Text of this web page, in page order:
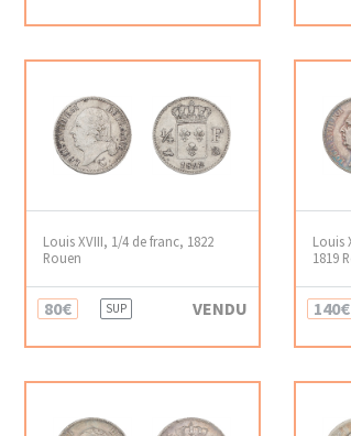
Louis XVIII, 1/4 de franc, 1822
Rouen
80€ SUP VENDU
Louis
1819
140€